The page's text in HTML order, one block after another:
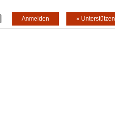
» Unterstützen
Anmelden